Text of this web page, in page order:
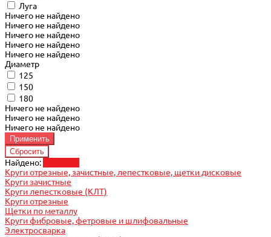
Луга
Ничего не найдено
Ничего не найдено
Ничего не найдено
Ничего не найдено
Ничего не найдено
Диаметр
125
150
180
Ничего не найдено
Ничего не найдено
Ничего не найдено
Найдено:
Круги отрезные, зачистные, лепестковые, щетки дисковые
Круги зачистные
Круги лепестковые (КЛТ)
Круги отрезные
Щетки по металлу
Круги фибровые, фетровые и шлифовальные
Электросварка